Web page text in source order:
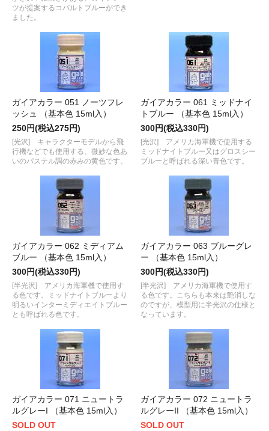
ツが提案するコバルトブルーができ
ました。
ガイアカラー 051 ノーツフレ
ッシュ （基本色 15ml入）
250円(税込275円)
[光沢] キャラクターモデルから飛
行機などでも使用する、微妙な色あ
いのパステル調の赤みの黄色です。
ガイアカラー 061 ミッドナイ
トブルー （基本色 15ml入）
300円(税込330円)
[光沢] アメリカ海軍機で使用する
ミッドナイトブルー又はグロスシー
ブルーと呼ばれる深い青色です。
ガイアカラー 062 ミディアム
ブルー （基本色 15ml入）
300円(税込330円)
[半光沢] アメリカ海軍機で使用す
る色です。ミッドナイトブルーより
明るいインターミディエイトブルー
とも呼ばれる色です。
ガイアカラー 063 ブルーグレ
ー （基本色 15ml入）
300円(税込330円)
[半光沢] アメリカ海軍機で使用す
る色です。こちらも本来は艶消しな
のですが、模型用に半光沢の仕様と
なっています。
ガイアカラー 071 ニュートラ
ルグレーI （基本色 15ml入）
SOLD OUT
ガイアカラー 072 ニュートラ
ルグレーII （基本色 15ml入）
SOLD OUT